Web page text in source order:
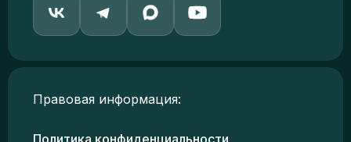
Правовая информация:
Политика конфиденциальности